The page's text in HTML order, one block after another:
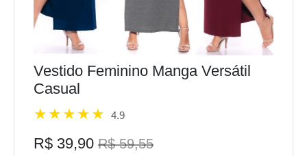
Vestido Feminino Manga Versátil
Casual
4.9
R$ 39,90 R$ 59,55